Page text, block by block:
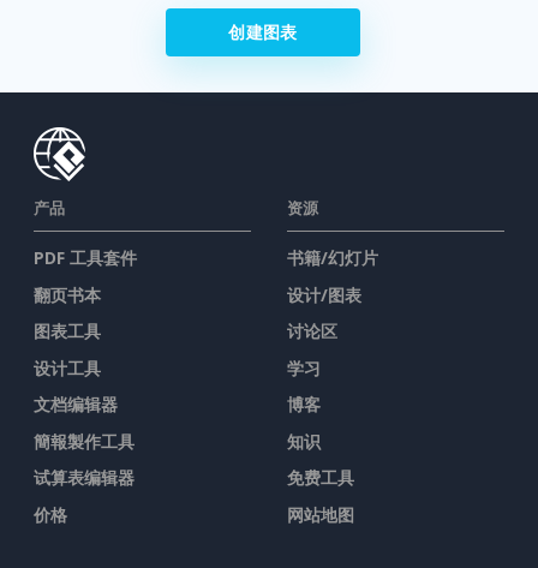
创建图表
产品
PDF 工具套件
翻页书本
图表工具
设计工具
文档编辑器
簡報製作工具
试算表编辑器
价格
资源
书籍/幻灯片
设计/图表
讨论区
学习
博客
知识
免费工具
网站地图